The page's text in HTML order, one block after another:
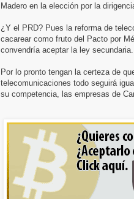
Madero en la elección por la
¿Y el PRD? Pues la reforma de
cacarear como fruto del Pacto por
convendría aceptar la ley
Por lo pronto tengan la certeza de
telecomunicaciones todo seguirá
su competencia, las empresas de